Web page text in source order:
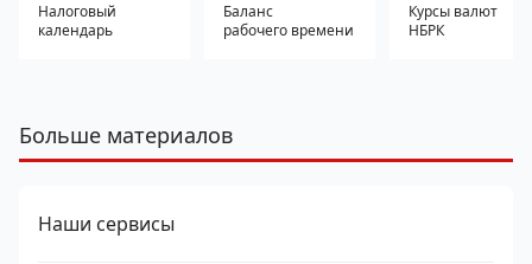
Налоговый
календарь
Баланс
рабочего времени
Курсы валют
НБРК
Больше материалов
Наши сервисы